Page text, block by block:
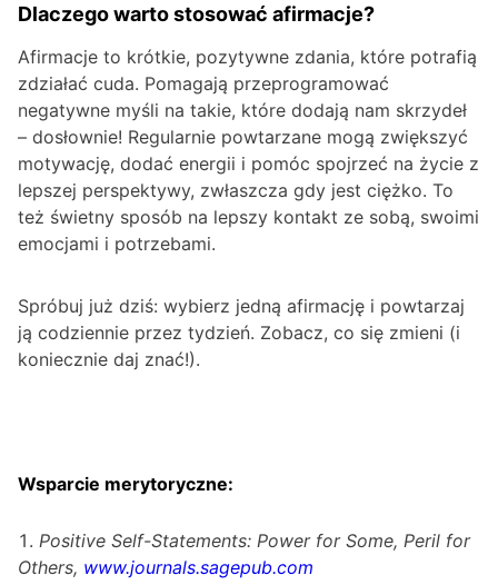
Dlaczego warto stosować afirmacje?
Afirmacje to krótkie, pozytywne zdania, które potrafią
zdziałać cuda. Pomagają przeprogramować
negatywne myśli na takie, które dodają nam skrzydeł
– dosłownie! Regularnie powtarzane mogą zwiększyć
motywację, dodać energii i pomóc spojrzeć na życie z
lepszej perspektywy, zwłaszcza gdy jest ciężko. To
też świetny sposób na lepszy kontakt ze sobą, swoimi
emocjami i potrzebami.
Spróbuj już dziś: wybierz jedną afirmację i powtarzaj
ją codziennie przez tydzień. Zobacz, co się zmieni (i
koniecznie daj znać!).
Wsparcie merytoryczne:
Positive Self-Statements: Power for Some, Peril for
Others, www.journals.sagepub.com